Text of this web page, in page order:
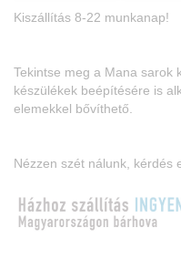
Kiszállítás 8-22 munkanap!
Tekintse meg a Mana sarok
készülékek beépítésére is
elemekkel bővíthető.
Nézzen szét nálunk, kérdés